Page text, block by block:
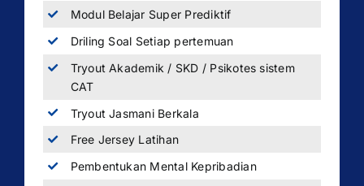
Modul Belajar Super Prediktif
Driling Soal Setiap pertemuan
Tryout Akademik / SKD / Psikotes sistem
CAT
Tryout Jasmani Berkala
Free Jersey Latihan
Pembentukan Mental Kepribadian